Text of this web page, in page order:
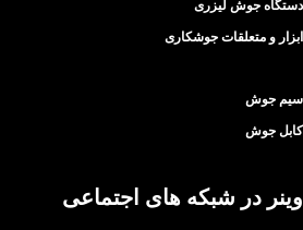
دستگاه جوش لیزری
ابزار و متعلقات جوشکاری
سیم جوش
کابل جوش
وینر در شبکه های اجتماعی